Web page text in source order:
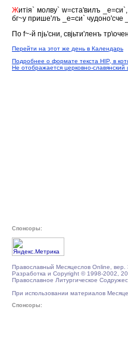
Житiя` молву` w=ста'вилъ
бг~у прише'лъ _е=си` чудоно'сче
По f~-й пjь'сни, свjьти'ленъ
Перейти на этот же день в Календарь
Подробнее о формате текста HIP, в
Не отображается церковно-
Спонсоры:
Православный Месяцеслов Online, вер.
Разработка и Copyright © 1998-2002,
Православное Литургическое
При использовании материалов
Спонсоры: